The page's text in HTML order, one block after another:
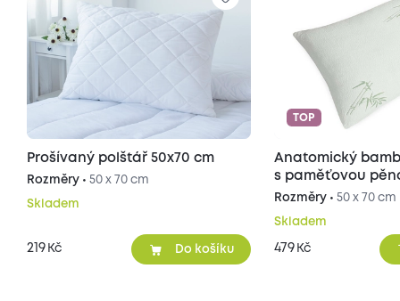
Prošívaný polštář 50x70 cm
Rozměry • 50 x 70 cm
Skladem
219 Kč Do košíku
TOP
Anatomický
s paměťovou
Rozměry •50 x 70 cm
Skladem
479 Kč